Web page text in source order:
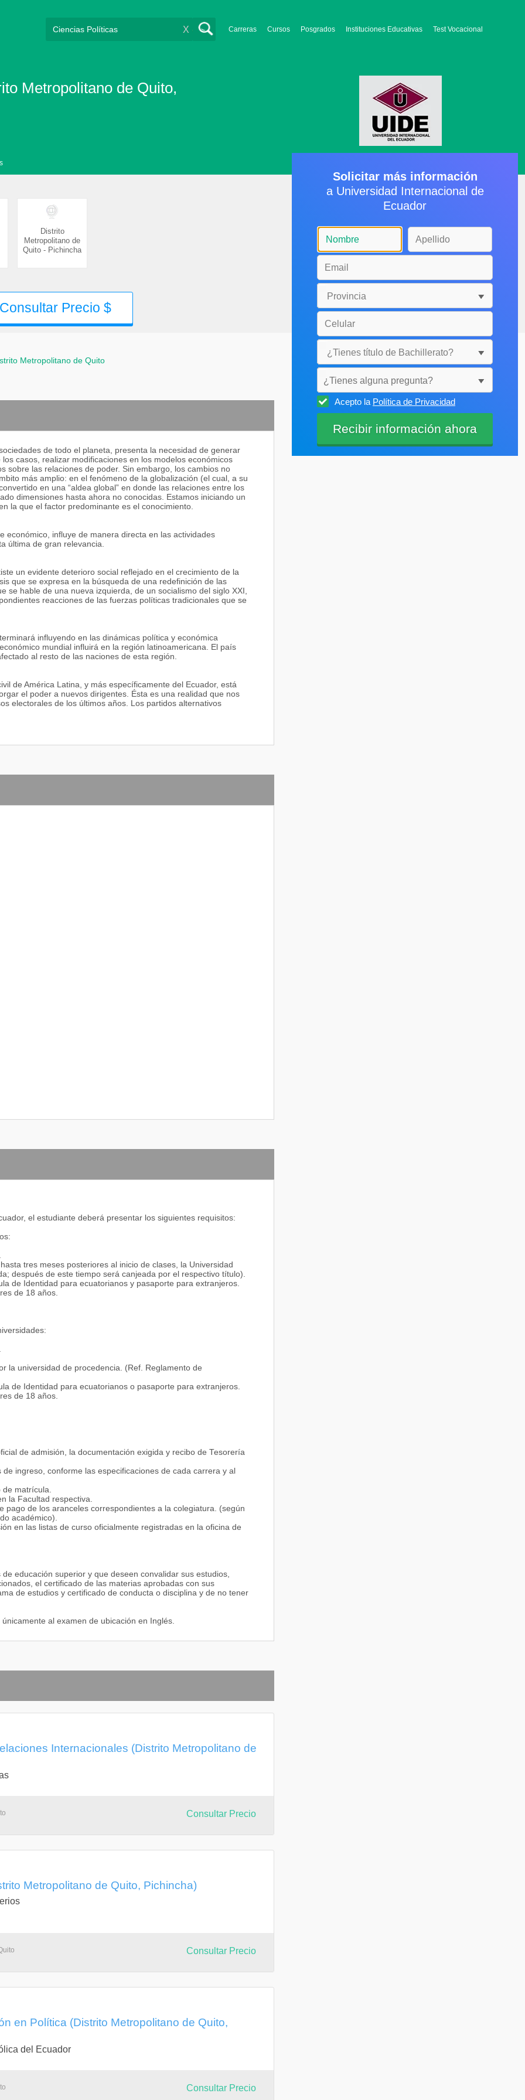
Carreras Cursos Posgrados Instituciones Educativas Test Vocacional
X
Metropolitano de Quito,
Distrito
Metropolitano de
Quito - Pichincha
Consultar Precio $
Metropolitano de Quito
de todo el planeta, presenta la necesidad de generar
casos, realizar modificaciones en los modelos económicos
sobre las relaciones de poder. Sin embargo, los cambios no
más amplio: en el fenómeno de la globalización (el cual, a su
en una “aldea global” en donde las relaciones entre los
dimensiones hasta ahora no conocidas. Estamos iniciando un
la que el factor predominante es el conocimiento.
económico, influye de manera directa en las actividades
última de gran relevancia.
un evidente deterioro social reflejado en el crecimiento de la
que se expresa en la búsqueda de una redefinición de las
se hable de una nueva izquierda, de un socialismo del siglo XXI,
reacciones de las fuerzas políticas tradicionales que se
influyendo en las dinámicas política y económica
mundial influirá en la región latinoamericana. El país
al resto de las naciones de esta región.
de América Latina, y más específicamente del Ecuador, está
el poder a nuevos dirigentes. Ésta es una realidad que nos
electorales de los últimos años. Los partidos alternativos
se ha convertido en el entorno favorable para el
casos) y extraños a la idiosincrasia y al espíritu
político, sino en el de asumir la responsabilidad de ser un actor
con el desarrollo social y económico del Ecuador,
diagnosticar, planificar, ejecutar y dirigir acciones útiles para
el fin de elevar el nivel de vida de la población y con una fuerte
retos de la Era del Conocimiento.
nivel cuya formación le permite alcanzar:
de la dinámica socioeconómica y los fenómenos políticos
y el conocimiento profundo de las doctrinas e ideologías
cuantitativa y cualitativa.
oratoria, lenguaje corporal, protocolo, etiqueta.
y orientar sus acciones hacia la consecución del bien común.
una base científica, tanto para el periodo de ascenso al poder
los diversos segmentos de la población sobre cuya base tomará
teóricos y controlar procesos de desarrollo para instituciones
integración, transculturación y regionalización en los
del Ecuador podrá desempeñarse profesionalmente
Legislador(a), Alcalde(sa), Concejal(a),
e internacionales.
y empresas)
institucional.
municipios, concejos provinciales, organizaciones no
el estudiante deberá presentar los siguientes requisitos:
tres meses posteriores al inicio de clases, la Universidad
después de este tiempo será canjeada por el respectivo título).
de Identidad para ecuatorianos y pasaporte para extranjeros.
de 18 años.
la universidad de procedencia. (Ref. Reglamento de
de Identidad para ecuatorianos o pasaporte para extranjeros.
de 18 años.
de admisión, la documentación exigida y recibo de Tesorería
ingreso, conforme las especificaciones de cada carrera y al
de matrícula.
la Facultad respectiva.
pago de los aranceles correspondientes a la colegiatura. (según
académico).
en las listas de curso oficialmente registradas en la oficina de
educación superior y que deseen convalidar sus estudios,
el certificado de las materias aprobadas con sus
de estudios y certificado de conducta o disciplina y de no tener
al examen de ubicación en Inglés.
Internacionales (Distrito Metropolitano de
Consultar Precio
Metropolitano de Quito, Pichincha)
Consultar Precio
en Política (Distrito Metropolitano de Quito,
del Ecuador
Consultar Precio
Solicitar más información
a Universidad Internacional de
Ecuador
¿Tienes alguna pregunta?
Selecciónala
Acepto la Política de Privacidad